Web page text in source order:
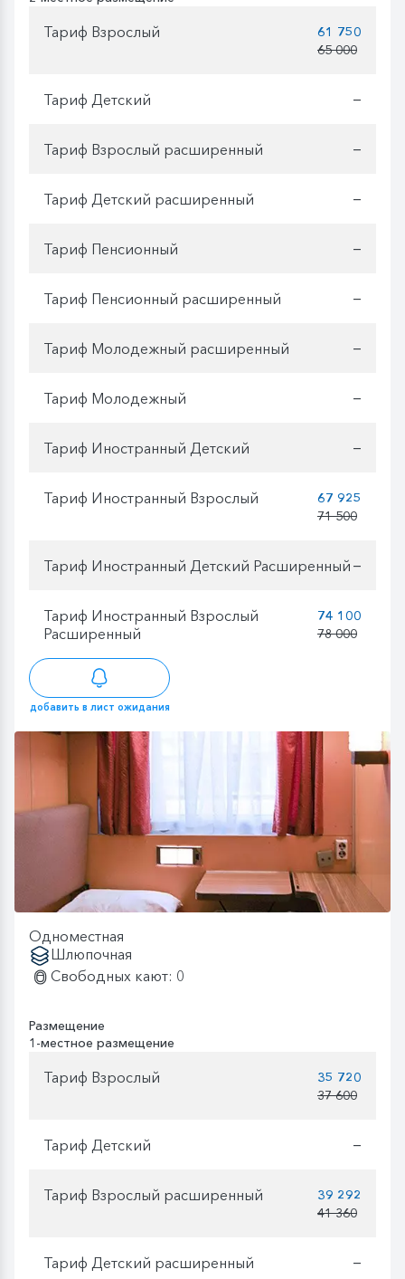
Тариф Взрослый
61 750
65 000
Тариф Детский —
Тариф Взрослый расширенный —
Тариф Детский расширенный —
Тариф Пенсионный —
Тариф Пенсионный расширенный —
Тариф Молодежный расширенный —
Тариф Молодежный —
Тариф Иностранный Детский —
Тариф Иностранный Взрослый
67 925
71 500
Тариф Иностранный Детский Расширенный —
Тариф Иностранный Взрослый
Расширенный
74 100
78 000
добавить в лист ожидания
Одноместная
Шлюпочная
Свободных кают: 0
Размещение
1-местное размещение
Тариф Взрослый
35 720
37 600
Тариф Детский —
Тариф Взрослый расширенный
39 292
41 360
Тариф Детский расширенный —